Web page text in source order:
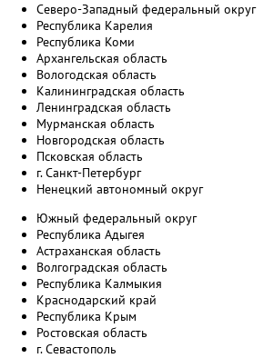
Северо-Западный федеральный округ
Республика Карелия
Республика Коми
Архангельская область
Вологодская область
Калининградская область
Ленинградская область
Мурманская область
Новгородская область
Псковская область
г. Санкт-Петербург
Ненецкий автономный округ
Южный федеральный округ
Республика Адыгея
Астраханская область
Волгоградская область
Республика Калмыкия
Краснодарский край
Республика Крым
Ростовская область
г. Севастополь